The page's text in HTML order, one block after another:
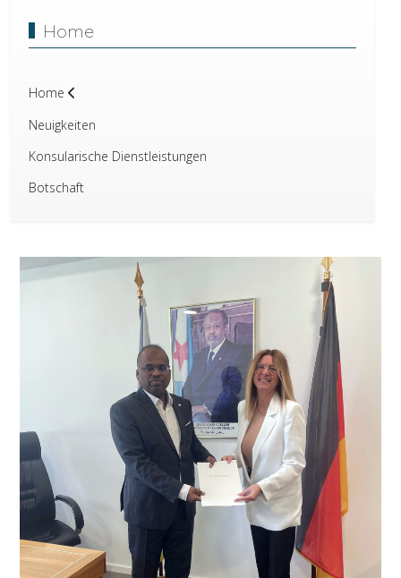
Home
Home
Neuigkeiten
Konsularische Dienstleistungen
Botschaft